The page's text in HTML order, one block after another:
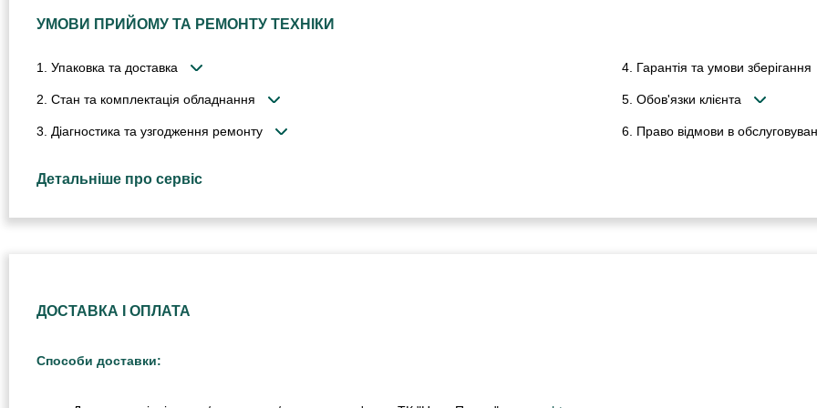
УМОВИ ПРИЙОМУ ТА РЕМОНТУ ТЕХНІКИ
1. Упаковка та доставка
2. Стан та комплектація обладнання
3. Діагностика та узгодження ремонту
4. Гарантія та умови зберігання
5. Обов'язки клієнта
6. Право відмови в
Детальніше про сервіс
ДОСТАВКА І ОПЛАТА
Способи доставки: